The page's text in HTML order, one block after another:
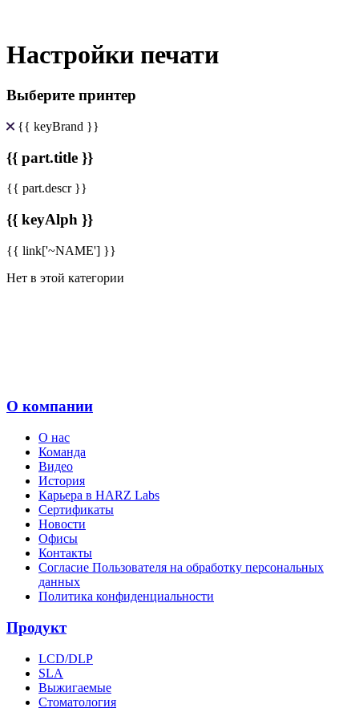
Настройки печати
Выберите принтер
{{ keyBrand }}
{{ part.title }}
{{ part.descr }}
{{ keyAlph }}
{{ link['~NAME'] }}
Нет в этой категории
О компании
О нас
Команда
Видео
История
Карьера в HARZ Labs
Сертификаты
Новости
Офисы
Контакты
Согласие Пользователя на обработку персональных
данных
Политика конфиденциальности
Продукт
LCD/DLP
SLA
Выжигаемые
Стоматология